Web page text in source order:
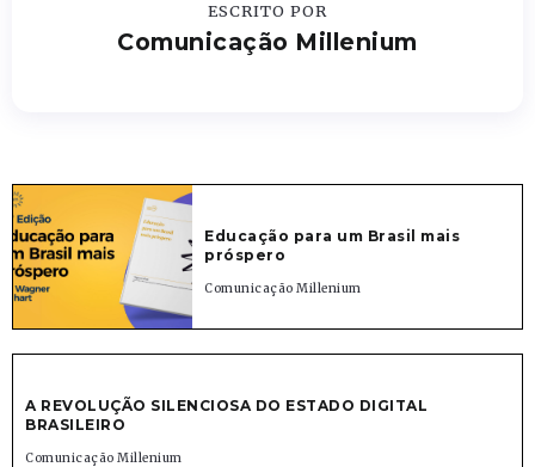
ESCRITO POR
Comunicação Millenium
Educação para um Brasil mais
próspero
Comunicação Millenium
A REVOLUÇÃO SILENCIOSA DO ESTADO DIGITAL
BRASILEIRO
Comunicação Millenium